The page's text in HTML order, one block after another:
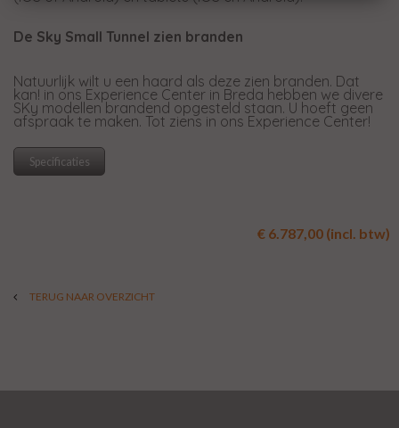
De Sky Small Tunnel zien branden
Natuurlijk wilt u een haard als deze zien branden. Dat
kan! in ons Experience Center in Breda hebben we divere
SKy modellen brandend opgesteld staan. U hoeft geen
afspraak te maken. Tot ziens in ons Experience Center!
Specificaties
€ 6.787,00 (incl. btw)
TERUG NAAR OVERZICHT